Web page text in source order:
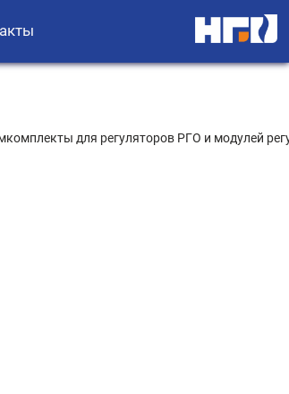
для регуляторов РГО и модулей